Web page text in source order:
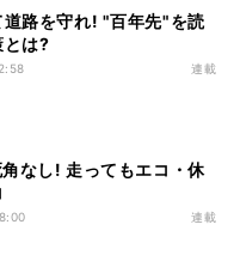
道路を守れ! "百年先"を読
とは?
連載
なし! 走ってもエコ・休
連載